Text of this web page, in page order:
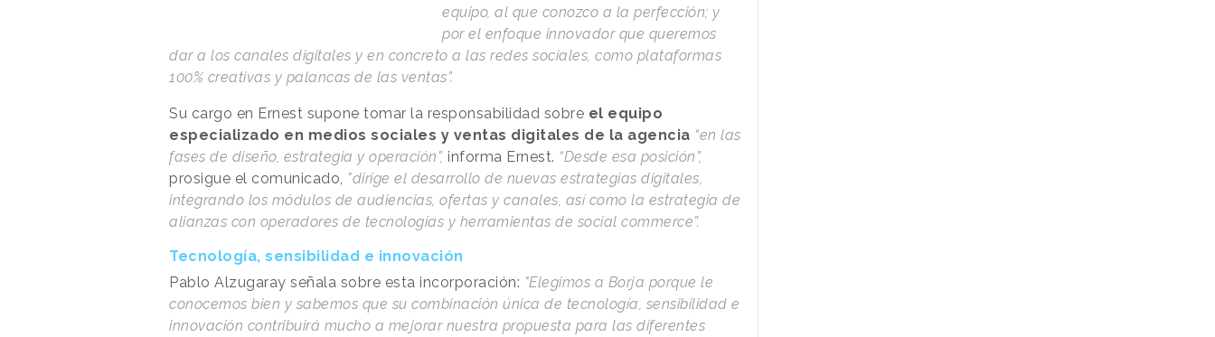
equipo, al que conozco a la perfección; y
por el enfoque innovador que queremos
dar a los canales digitales y en concreto a las redes sociales, como plataformas
100% creativas y palancas de las ventas”.
Su cargo en Ernest supone tomar la responsabilidad sobre el equipo
especializado en medios sociales y ventas digitales de la agencia “en las
fases de diseño, estrategia y operación”, informa Ernest. “Desde esa posición”,
prosigue el comunicado, "dirige el desarrollo de nuevas estrategias digitales,
integrando los módulos de audiencias, ofertas y canales, así como la estrategia de
alianzas con operadores de tecnologías y herramientas de social commerce”.
Tecnología, sensibilidad e innovación
Pablo Alzugaray señala sobre esta incorporación: "Elegimos a Borja porque le
conocemos bien y sabemos que su combinación única de tecnología, sensibilidad e
innovación contribuirá mucho a mejorar nuestra propuesta para las diferentes